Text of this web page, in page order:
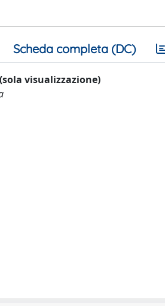
Scheda completa (DC)
visualizzazione)